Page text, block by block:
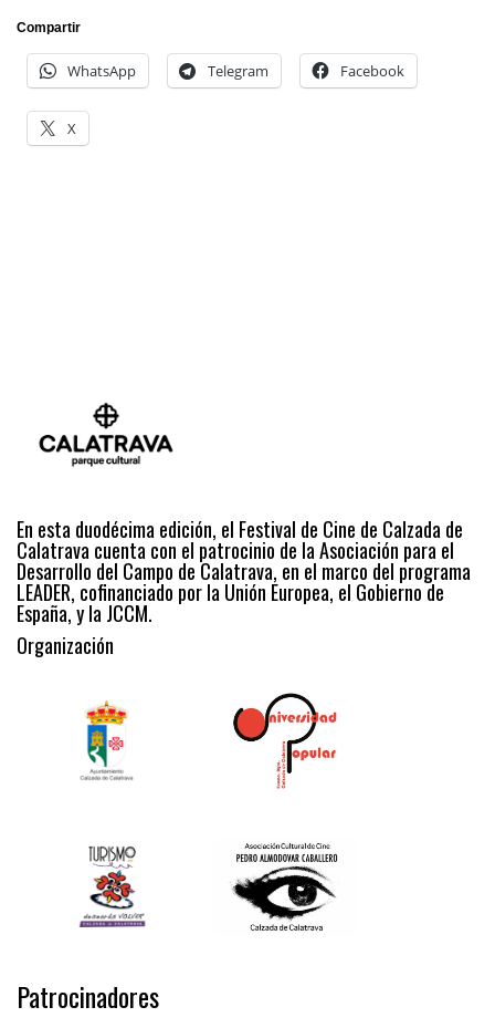
Compartir
WhatsApp Telegram Facebook
X
En esta duodécima edición, el Festival de Cine de Calzada de
Calatrava cuenta con el patrocinio de la Asociación para el
Desarrollo del Campo de Calatrava, en el marco del programa
LEADER, cofinanciado por la Unión Europea, el Gobierno de
España, y la JCCM.
Organización
Patrocinadores